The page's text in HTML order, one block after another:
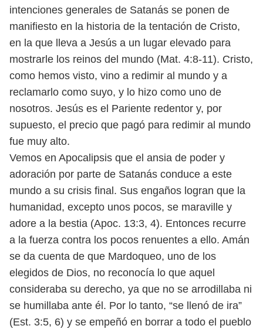
intenciones generales de Satanás se ponen de
manifiesto en la historia de la tentación de Cristo,
en la que lleva a Jesús a un lugar elevado para
mostrarle los reinos del mundo (Mat. 4:8-11). Cristo,
como hemos visto, vino a redimir al mundo y a
reclamarlo como suyo, y lo hizo como uno de
nosotros. Jesús es el Pariente redentor y, por
supuesto, el precio que pagó para redimir al mundo
fue muy alto.
Vemos en Apocalipsis que el ansia de poder y
adoración por parte de Satanás conduce a este
mundo a su crisis final. Sus engaños logran que la
humanidad, excepto unos pocos, se maraville y
adore a la bestia (Apoc. 13:3, 4). Entonces recurre
a la fuerza contra los pocos renuentes a ello. Amán
se da cuenta de que Mardoqueo, uno de los
elegidos de Dios, no reconocía lo que aquel
consideraba su derecho, ya que no se arrodillaba ni
se humillaba ante él. Por lo tanto, “se llenó de ira”
(Est. 3:5, 6) y se empeñó en borrar a todo el pueblo